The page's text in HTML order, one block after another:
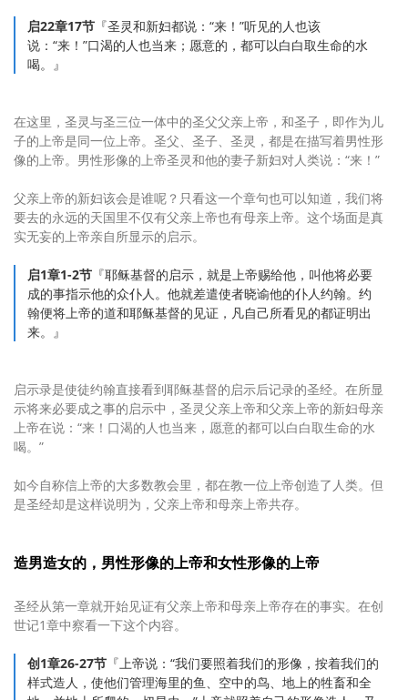
启22章17节 『圣灵和新妇都说：“来！”听见的人也该
说：“来！”口渴的人也当来；愿意的，都可以白白取生命的水
喝。』
在这里，圣灵与圣三位一体中的圣父父亲上帝，和圣子，即作为儿
子的上帝是同一位上帝。圣父、圣子、圣灵，都是在描写着男性形
像的上帝。男性形像的上帝圣灵和他的妻子新妇对人类说：“来！”
父亲上帝的新妇该会是谁呢？只看这一个章句也可以知道，我们将
要去的永远的天国里不仅有父亲上帝也有母亲上帝。这个场面是真
实无妄的上帝亲自所显示的启示。
启1章1-2节 『耶稣基督的启示，就是上帝赐给他，叫他将必要
成的事指示他的众仆人。他就差遣使者晓谕他的仆人约翰。约
翰便将上帝的道和耶稣基督的见证，凡自己所看见的都证明出
来。』
启示录是使徒约翰直接看到耶稣基督的启示后记录的圣经。在所显
示将来必要成之事的启示中，圣灵父亲上帝和父亲上帝的新妇母亲
上帝在说：“来！口渴的人也当来，愿意的都可以白白取生命的水
喝。”
如今自称信上帝的大多数教会里，都在教一位上帝创造了人类。但
是圣经却是这样说明为，父亲上帝和母亲上帝共存。
造男造女的，男性形像的上帝和女性形像的上帝
圣经从第一章就开始见证有父亲上帝和母亲上帝存在的事实。在创
世记1章中察看一下这个内容。
创1章26-27节 『上帝说：“我们要照着我们的形像，按着我们的
样式造人，使他们管理海里的鱼、空中的鸟、地上的牲畜和全